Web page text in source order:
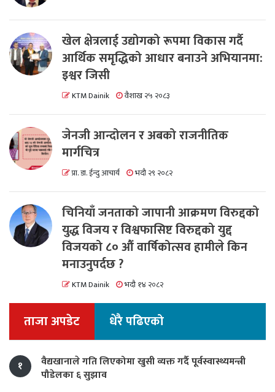
खेल क्षेत्रलाई उद्योगको रूपमा विकास गर्दै
आर्थिक समृद्धिको आधार बनाउने अभियानमा:
इश्वर जिसी
KTM Dainik वैशाख २५ २०८३
जेनजी आन्दोलन र अबको राजनीतिक
मार्गचित्र
प्रा. डा. ईन्दु आचार्य भदौ २९ २०८२
चिनियाँ जनताको जापानी आक्रमण विरुद्दको
युद्ध विजय र विश्वफासिष्ट विरुद्दको युद्द
विजयको ८० औं वार्षिकोत्सव हामीले किन
मनाउनुपर्दछ ?
KTM Dainik भदौ १४ २०८२
ताजा अपडेट धेरै पढिएको
१
वैद्यखानाले गति लिएकोमा खुसी व्यक्त गर्दै पूर्वस्वास्थ्यमन्त्री
पौडेलका ६ सुझाव